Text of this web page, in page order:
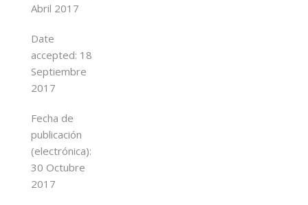
Abril 2017
Date
accepted: 18
Septiembre
2017
Fecha de
publicación
(electrónica):
30 Octubre
2017